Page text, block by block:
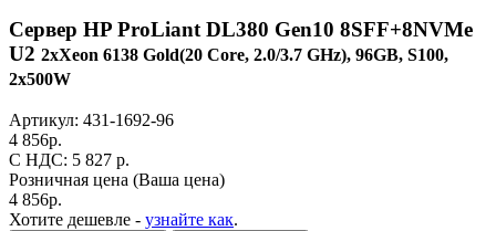
Сервер HP ProLiant DL380 Gen10 8SFF+8NVMe
U2 2xXeon 6138 Gold(20 Core, 2.0/3.7 GHz), 96GB, S100,
2x500W
Артикул: 431-1692-96
4 856р.
C НДС: 5 827 р.
Розничная цена (Ваша цена)
4 856р.
Хотите дешевле - узнайте как.